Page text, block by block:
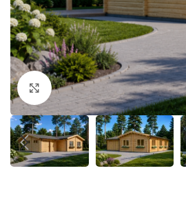
Klick zum Vergrößern